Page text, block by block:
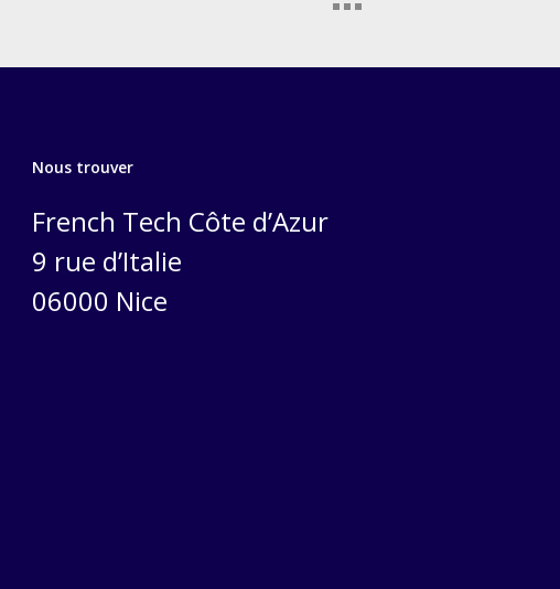
Nous trouver
French Tech Côte d’Azur
9 rue d’Italie
06000 Nice